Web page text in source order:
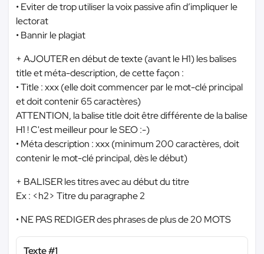
• Eviter de trop utiliser la voix passive afin d’impliquer le
lectorat
• Bannir le plagiat
+ AJOUTER en début de texte (avant le H1) les balises
title et méta-description, de cette façon :
• Title : xxx (elle doit commencer par le mot-clé principal
et doit contenir 65 caractères)
ATTENTION, la balise title doit être différente de la balise
H1 ! C'est meilleur pour le SEO :-)
• Méta description : xxx (minimum 200 caractères, doit
contenir le mot-clé principal, dès le début)
+ BALISER les titres avec au début du titre
Ex : <h2> Titre du paragraphe 2
• NE PAS REDIGER des phrases de plus de 20 MOTS
Texte #1